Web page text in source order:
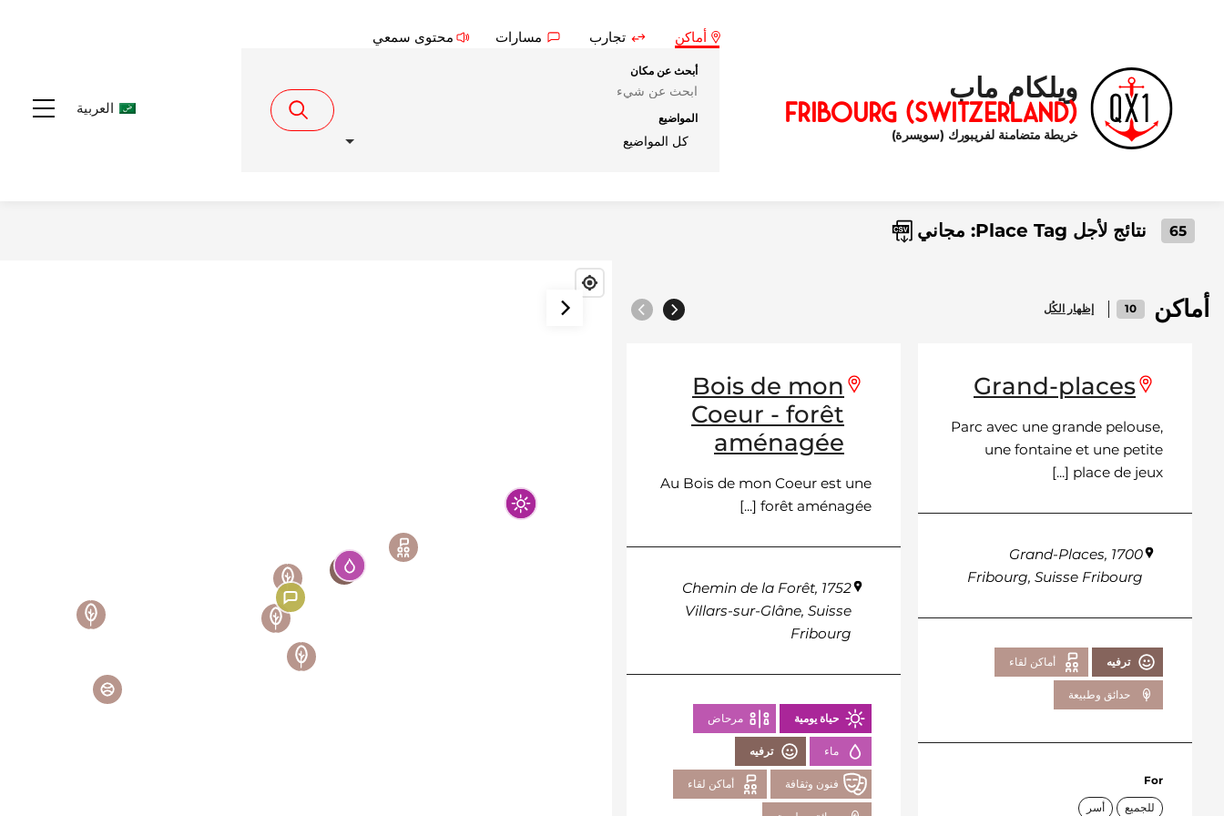
ويلكام ماب
Fribourg (Switzerland)
خريطة متضامنة لفريبورك (سويسرة)
أماكن تجارب مسارات محتوى سمعي
أبحث عن مكان
المواضيع
كل المواضيع
العربية
65 نتائج لأجل Place Tag: مجاني
أماكن 10 إظهار الكُل
Bois de mon
Coeur - forêt
aménagée
Au Bois de mon Coeur est une
forêt aménagée [...]
Chemin de la Forêt, 1752
Villars-sur-Glâne, Suisse
Fribourg
حياة يومية مرحاض
ماء ترفيه
فنون وثقافة أماكن لقاء
Grand-places
Parc avec une grande pelouse,
une fontaine et une petite
place de jeux [...]
Grand-Places, 1700
Fribourg, Suisse Fribourg
ترفيه أماكن لقاء
حدائق وطبيعة
For
للجميع أسر